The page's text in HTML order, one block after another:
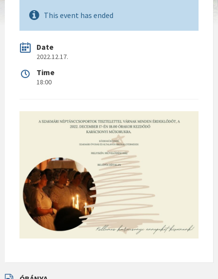
This event has ended
Date
2022.12.17.
Time
18:00